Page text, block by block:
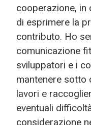
cooperazione, in
di esprimere la
contributo. Ho
comunicazione
sviluppatori e i
mantenere sotto
lavori e
eventuali
considerazione